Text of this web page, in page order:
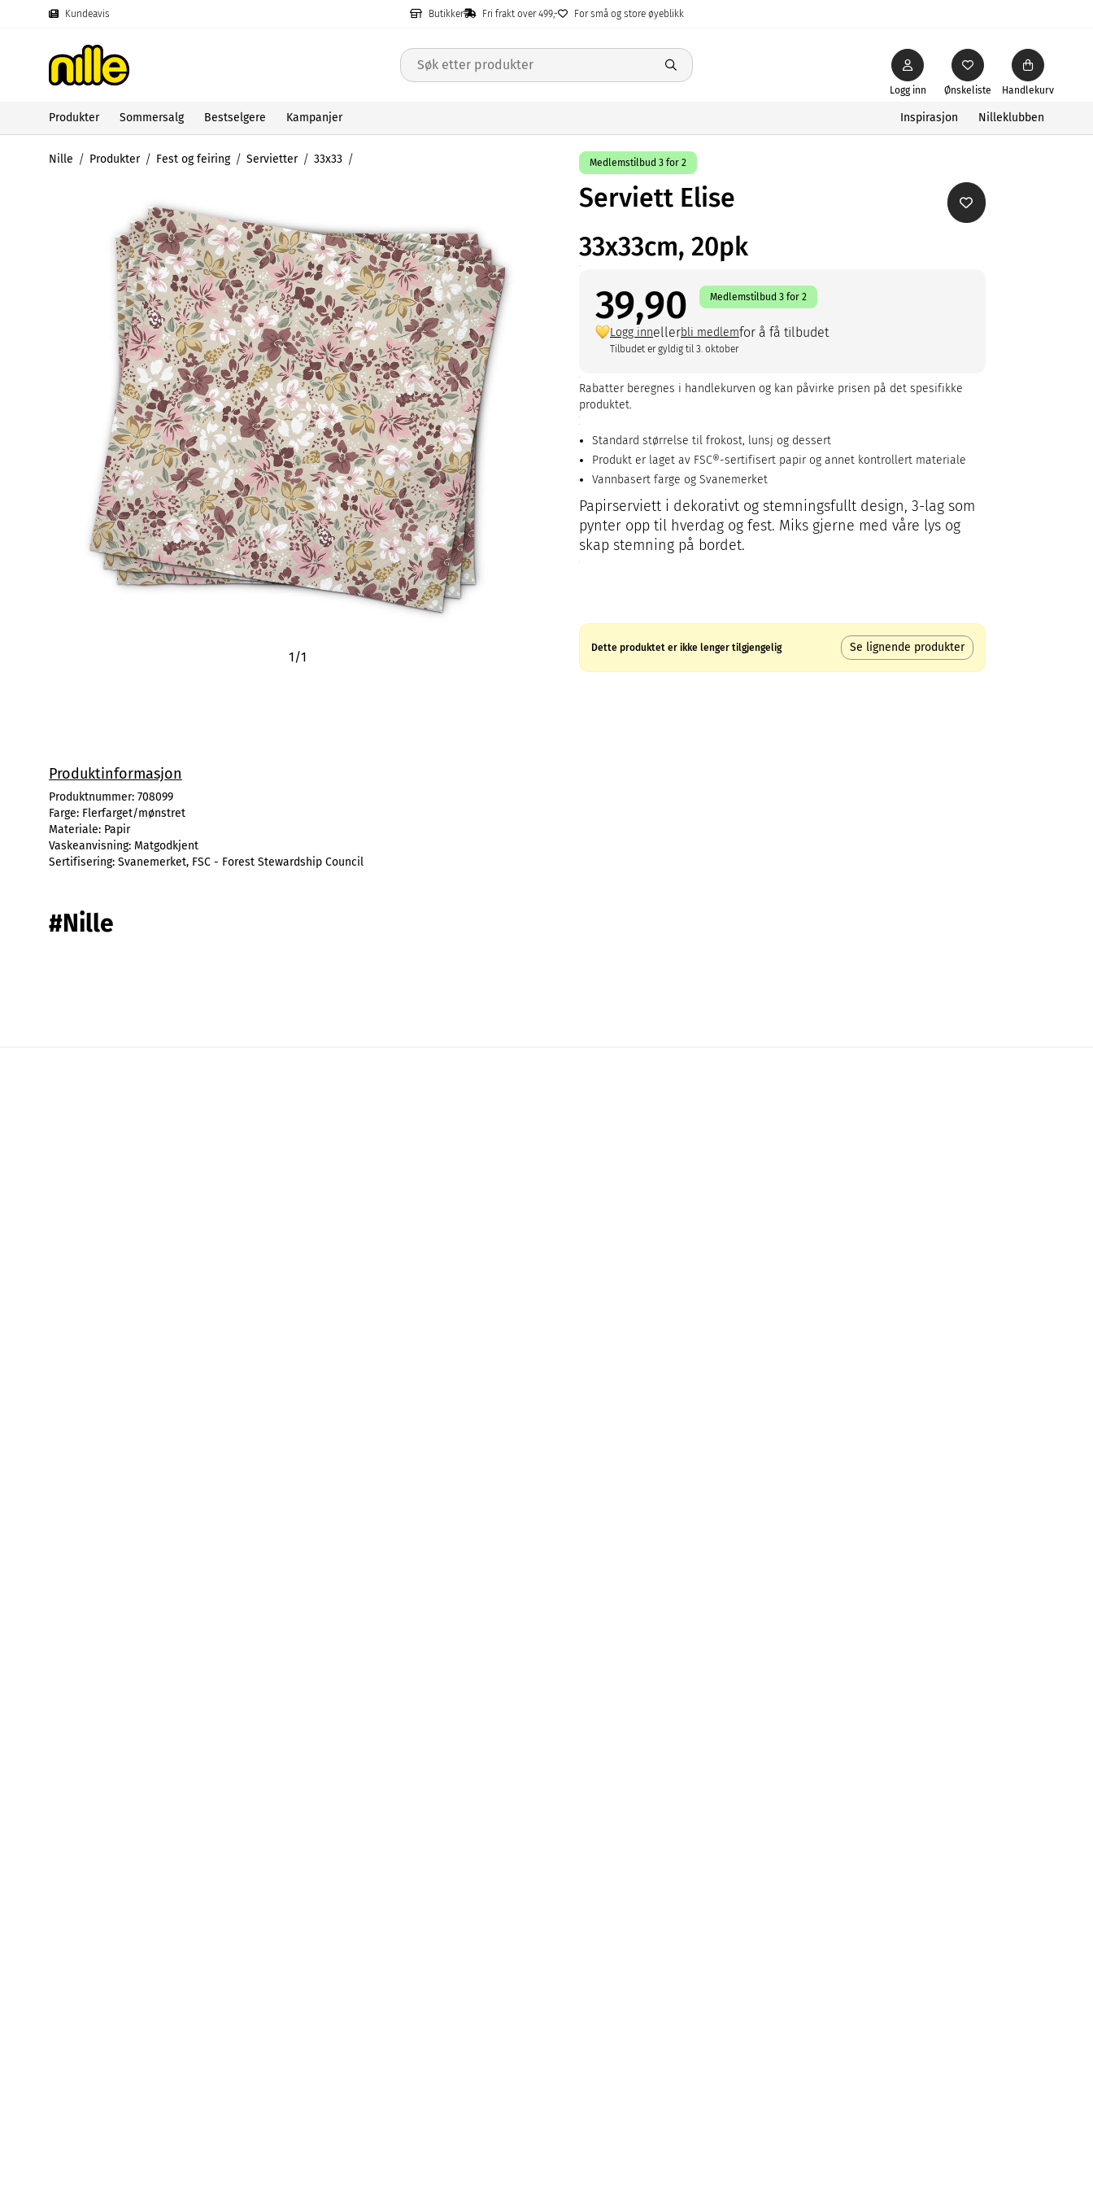
Kundeavis Butikker Fri frakt over 499,- For små og store øyeblikk
Ønskeliste
Logg inn Handlekurv
Produkter Sommersalg Bestselgere Kampanjer Inspirasjon Nilleklubben
Nille Produkter Fest og feiring Servietter 33x33
1/1
Medlemstilbud 3 for 2
Serviett Elise
33x33cm, 20pk
39,90 Medlemstilbud 3 for 2
Logg innellerbli medlemfor å få tilbudet
Tilbudet er gyldig til 3. oktober
Rabatter beregnes i handlekurven og kan påvirke prisen på det spesifikke
produktet.
Standard størrelse til frokost, lunsj og dessert
Produkt er laget av FSC®-sertifisert papir og annet kontrollert materiale
Vannbasert farge og Svanemerket
Papirserviett i dekorativt og stemningsfullt design, 3-lag som
pynter opp til hverdag og fest. Miks gjerne med våre lys og
skap stemning på bordet.
Dette produktet er ikke lenger tilgjengelig Se lignende produkter
Produktinformasjon
Produktnummer: 708099
Farge: Flerfarget/mønstret
Materiale: Papir
Vaskeanvisning: Matgodkjent
Sertifisering: Svanemerket, FSC - Forest Stewardship Council
#Nille